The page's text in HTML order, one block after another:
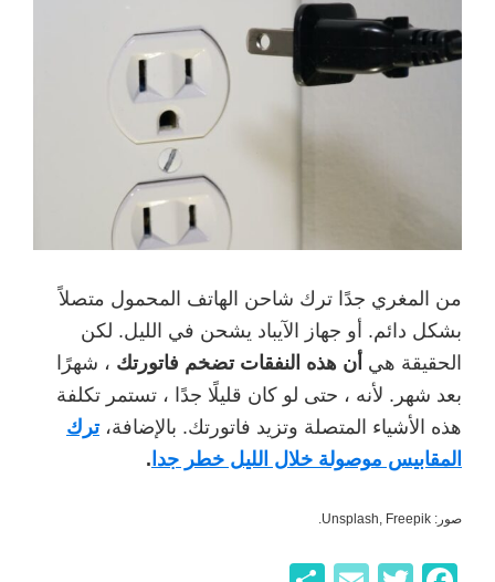
من المغري جدًا ترك شاحن الهاتف المحمول متصلاً
بشكل دائم. أو جهاز الآيباد يشحن في الليل. لكن
الحقيقة هي أن هذه النفقات تضخم فاتورتك ، شهرًا
بعد شهر. لأنه ، حتى لو كان قليلًا جدًا ، تستمر تكلفة
هذه الأشياء المتصلة وتزيد فاتورتك. بالإضافة،ترك
المقابيس موصولة خلال الليل خطر جدا .
صور: Unsplash, Freepik.